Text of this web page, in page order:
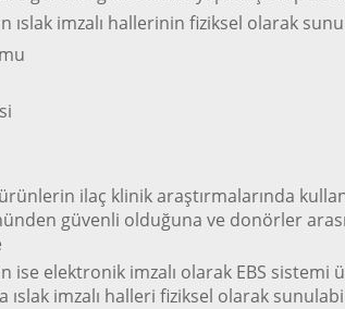
ıslak imzalı hallerinin fiziksel olarak
ilaç klinik araştırmalarında
güvenli olduğuna ve donörler
ise elektronik imzalı olarak EBS
imzalı halleri fiziksel olarak